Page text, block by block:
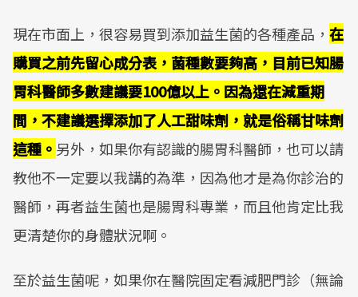
現在市面上，很容易買到添加益生菌的各種產品， 在
購買之前先留心成分表，菌種數要夠高，目前已知腸
胃科醫師多數建議要100億以上。因為還在減重期
間，不建議選擇添加了人工甜味劑，就是俗稱甘味劑
這種。 另外，如果你有認識的腸胃科醫師，也可以請
教他不一定要以我講的為準，因為他才是為你診治的
醫師，再者益生菌也是腸胃科專業，而且他肯定比我
更清楚你的身體狀況啊。
至於益生菌呢，如果你在醫院固定看減肥門診（無論